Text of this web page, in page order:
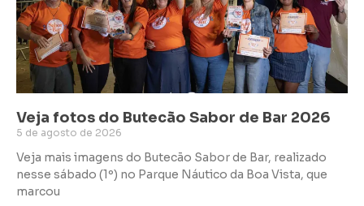
Veja fotos do Butecão Sabor de Bar 2026
5 de agosto de 2026
Veja mais imagens do Butecão Sabor de Bar, realizado
nesse sábado (1º) no Parque Náutico da Boa Vista, que
marcou